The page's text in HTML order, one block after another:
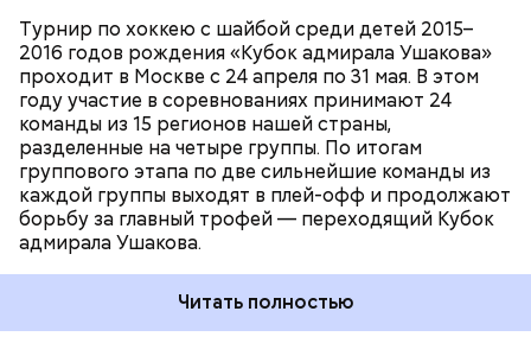
Турнир по хоккею с шайбой среди детей 2015–
2016 годов рождения «Кубок адмирала Ушакова»
проходит в Москве с 24 апреля по 31 мая. В этом
году участие в соревнованиях принимают 24
команды из 15 регионов нашей страны,
разделeнные на четыре группы. По итогам
группового этапа по две сильнейшие команды из
каждой группы выходят в плей-офф и продолжают
борьбу за главный трофей — переходящий Кубок
адмирала Ушакова.
Читать полностью